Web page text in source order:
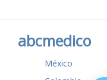
abcmedico
México